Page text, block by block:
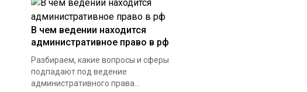
В чем ведении находится
административное право в рф
Разбираем, какие вопросы и сферы
подпадают под ведение
административного права...